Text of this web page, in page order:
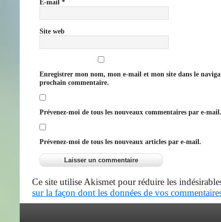
E-mail *
Site web
Enregistrer mon nom, mon e-mail et mon site dans le
prochain commentaire.
Prévenez-moi de tous les nouveaux commentaires par e-mail.
Prévenez-moi de tous les nouveaux articles par e-mail.
Ce site utilise Akismet pour réduire les
sur la façon dont les données de vos